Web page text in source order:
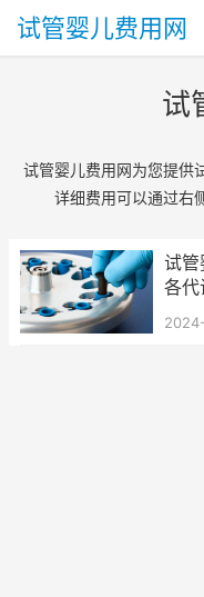
试管婴儿费用网
试
试管婴儿费用网为您提供
详细费用可以通过右
试管
各代